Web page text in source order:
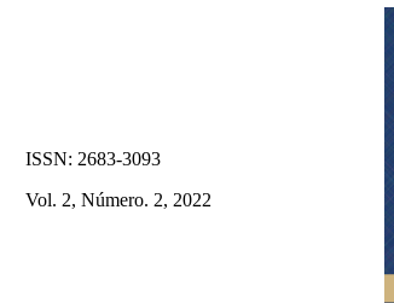
ISSN: 2683-3093
Vol. 2, Número. 2, 2022